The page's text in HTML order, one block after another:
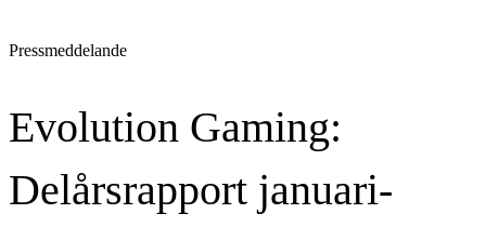
Pressmeddelande
Evolution Gaming:
Delårsrapport januari-